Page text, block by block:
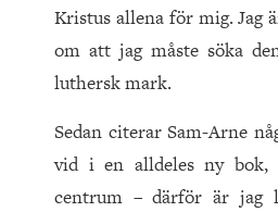
Kristus allena för mig. Jag
om att jag måste söka
luthersk mark.
Sedan citerar Sam-Arne
vid i en alldeles ny bok,
centrum – därför är jag